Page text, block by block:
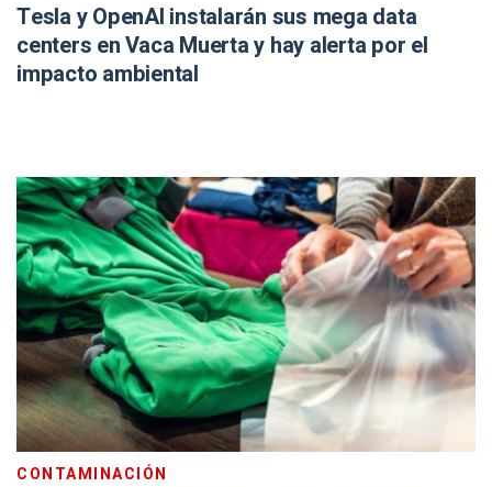
Tesla y OpenAI instalarán sus mega data
centers en Vaca Muerta y hay alerta por el
impacto ambiental
CONTAMINACIÓN